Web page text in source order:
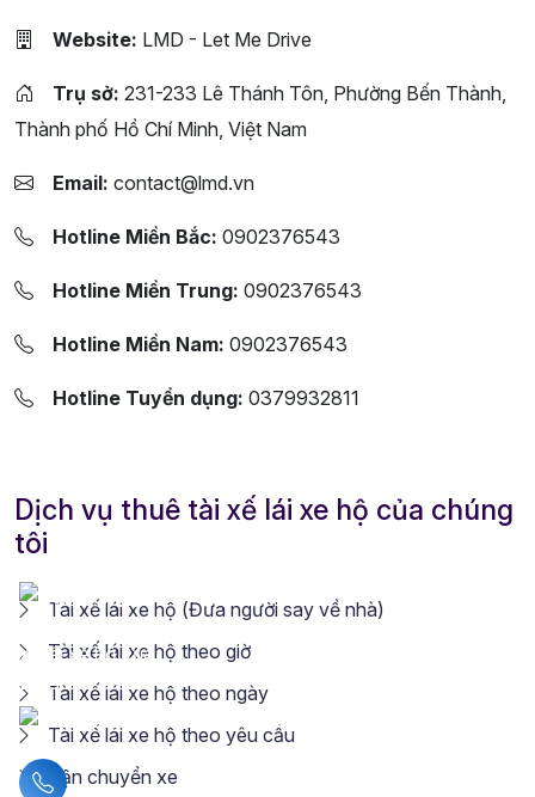
Website: LMD - Let Me Drive
Trụ sở: 231-233 Lê Thánh Tôn, Phường Bến Thành,
Thành phố Hồ Chí Minh, Việt Nam
Email: contact@lmd.vn
Hotline Miền Bắc: 0902376543
Hotline Miền Trung: 0902376543
Hotline Miền Nam: 0902376543
Hotline Tuyển dụng: 0379932811
Dịch vụ thuê tài xế lái xe hộ của chúng
tôi
Tài xế lái xe hộ (Đưa người say về nhà)
Tài xế lái xe hộ theo giờ
Tài xế lái xe hộ theo ngày
Tài xế lái xe hộ theo yêu cầu
Vận chuyển xe
Liên hệ hotline